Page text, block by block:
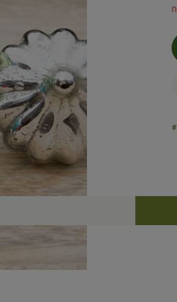
Rezepte
passenden Rezepte